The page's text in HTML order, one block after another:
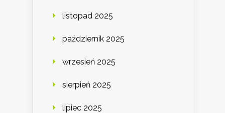
listopad 2025
październik 2025
wrzesień 2025
sierpień 2025
lipiec 2025